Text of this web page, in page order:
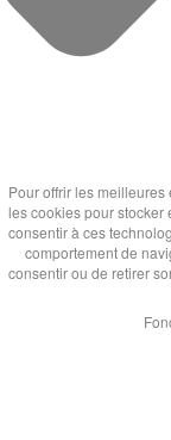
Pour offrir les
les cookies pour stocker
consentir à ces
comportement de
consentir ou de retirer